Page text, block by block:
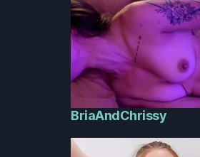
BriaAndChrissy